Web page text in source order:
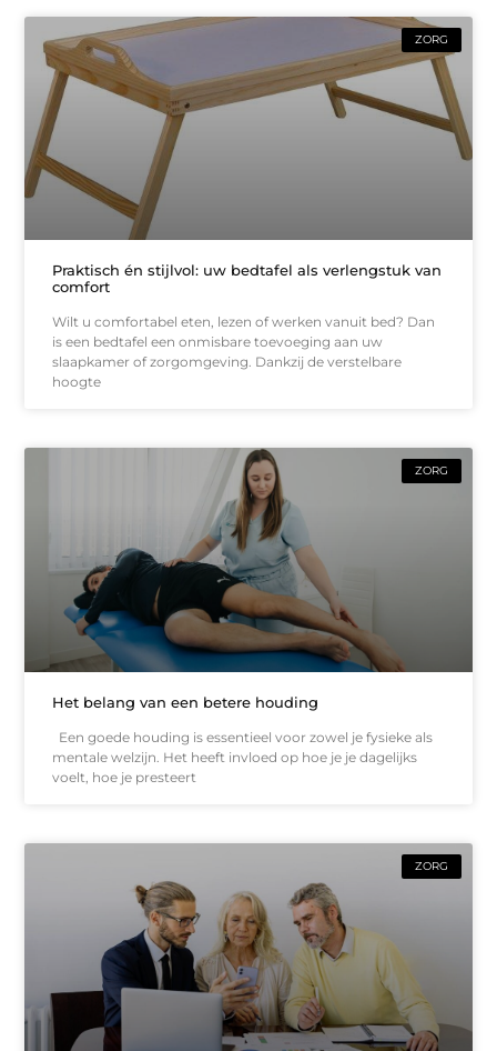
ZORG
Praktisch én stijlvol: uw bedtafel als verlengstuk van
comfort
Wilt u comfortabel eten, lezen of werken vanuit bed? Dan
is een bedtafel een onmisbare toevoeging aan uw
slaapkamer of zorgomgeving. Dankzij de verstelbare
hoogte
ZORG
Het belang van een betere houding
Een goede houding is essentieel voor zowel je fysieke als
mentale welzijn. Het heeft invloed op hoe je je dagelijks
voelt, hoe je presteert
ZORG